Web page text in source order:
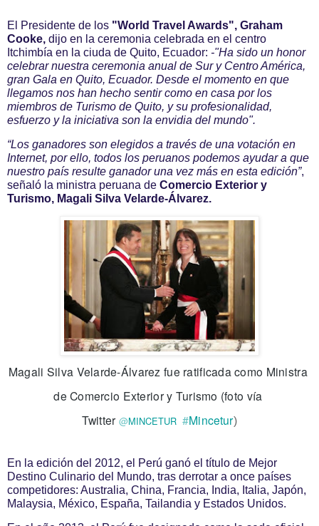
El Presidente de los "World Travel Awards", Graham
Cooke, dijo en la ceremonia celebrada en el centro
Itchimbía en la ciuda de Quito, Ecuador: -"Ha sido un honor
celebrar nuestra ceremonia anual de Sur y Centro América,
gran Gala en Quito, Ecuador. Desde el momento en que
llegamos nos han hecho sentir como en casa por los
miembros de Turismo de Quito, y su profesionalidad,
esfuerzo y la iniciativa son la envidia del mundo".
“Los ganadores son elegidos a través de una votación en
Internet, por ello, todos los peruanos podemos ayudar a que
nuestro país resulte ganador una vez más en esta edición”,
señaló la ministra peruana de Comercio Exterior y
Turismo, Magali Silva Velarde-Álvarez.
Magali Silva Velarde-Álvarez fue ratificada como Ministra
de Comercio Exterior y Turismo (foto vía
Twitter @MINCETUR #Mincetur)
En la edición del 2012, el Perú ganó el título de Mejor
Destino Culinario del Mundo, tras derrotar a once países
competidores: Australia, China, Francia, India, Italia, Japón,
Malaysia, México, España, Tailandia y Estados Unidos.